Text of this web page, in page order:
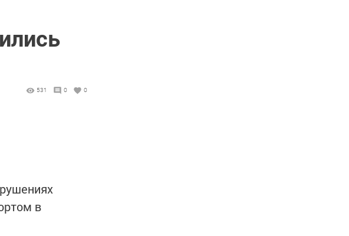
531 0 0
в